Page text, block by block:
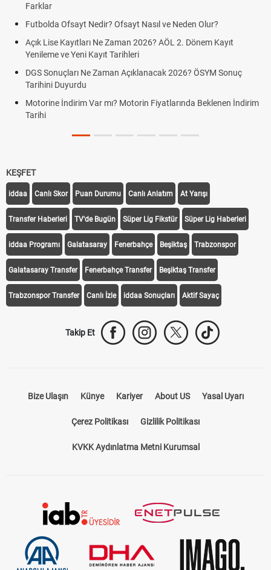
Farklar
Futbolda Ofsayt Nedir? Ofsayt Nasıl ve Neden Olur?
Açık Lise Kayıtları Ne Zaman 2026? AÖL 2. Dönem Kayıt
Yenileme ve Yeni Kayıt Tarihleri
DGS Sonuçları Ne Zaman Açıklanacak 2026? ÖSYM Sonuç
Tarihini Duyurdu
Motorine İndirim Var mı? Motorin Fiyatlarında Beklenen İndirim
Tarihi
KEŞFET
iddaa Canlı Skor Puan Durumu Canlı Anlatım At Yarışı
Transfer Haberleri TV'de Bugün Süper Lig Fikstür Süper Lig Haberleri
iddaa Programı Galatasaray Fenerbahçe Beşiktaş Trabzonspor
Galatasaray Transfer Fenerbahçe Transfer Beşiktaş Transfer
Trabzonspor Transfer Canlı İzle iddaa Sonuçları Aktif Sayaç
Takip Et
Bize Ulaşın Künye Kariyer About US Yasal Uyarı
Çerez Politikası Gizlilik Politikası
KVKK Aydınlatma Metni Kurumsal